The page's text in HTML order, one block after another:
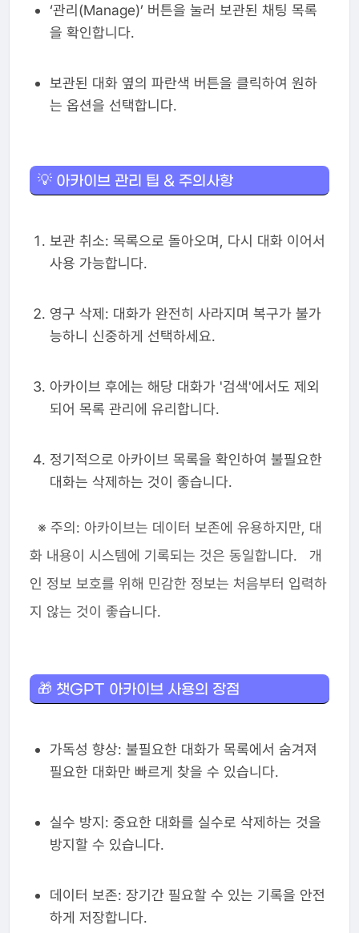
‘관리(Manage)’ 버튼을 눌러 보관된 채팅 목록
을 확인합니다.
보관된 대화 옆의 파란색 버튼을 클릭하여 원하
는 옵션을 선택합니다.
💡 아카이브 관리 팁 & 주의사항
보관 취소: 목록으로 돌아오며, 다시 대화 이어서
사용 가능합니다.
영구 삭제: 대화가 완전히 사라지며 복구가 불가
능하니 신중하게 선택하세요.
아카이브 후에는 해당 대화가 '검색'에서도 제외
되어 목록 관리에 유리합니다.
정기적으로 아카이브 목록을 확인하여 불필요한
대화는 삭제하는 것이 좋습니다.
※ 주의: 아카이브는 데이터 보존에 유용하지만, 대
화 내용이 시스템에 기록되는 것은 동일합니다. 개
인 정보 보호를 위해 민감한 정보는 처음부터 입력하
지 않는 것이 좋습니다.
🎁 챗GPT 아카이브 사용의 장점
가독성 향상: 불필요한 대화가 목록에서 숨겨져
필요한 대화만 빠르게 찾을 수 있습니다.
실수 방지: 중요한 대화를 실수로 삭제하는 것을
방지할 수 있습니다.
데이터 보존: 장기간 필요할 수 있는 기록을 안전
하게 저장합니다.